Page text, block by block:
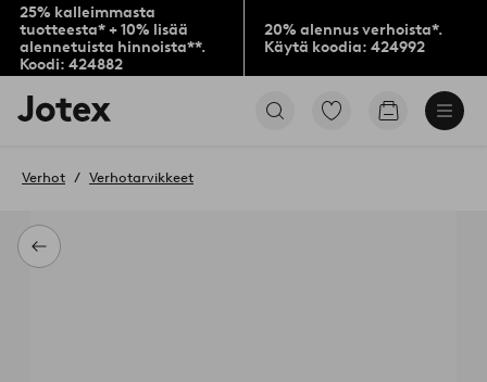
25% kalleimmasta
tuotteesta* + 10% lisää
alennetuista hinnoista**.
Koodi: 424882
20% alennus verhoista*.
Käytä koodia: 424992
Jotex-
logo
aloitussivulle
Siirry
Siirry
Takaisin
Verhot Verhotarvikkeet